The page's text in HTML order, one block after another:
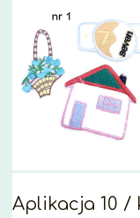
Aplikacja 10 /